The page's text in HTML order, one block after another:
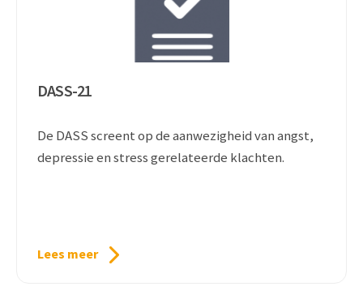
DASS-21
De DASS screent op de aanwezigheid van angst,
depressie en stress gerelateerde klachten.
Lees meer